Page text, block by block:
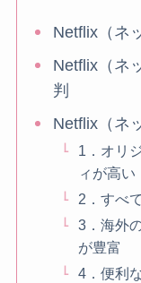
Netflix（ネ
Netflix（ネ
判
Netflix（ネ
1．オリ
ィが高い
2．すべ
3．海外
が豊富
4．便利